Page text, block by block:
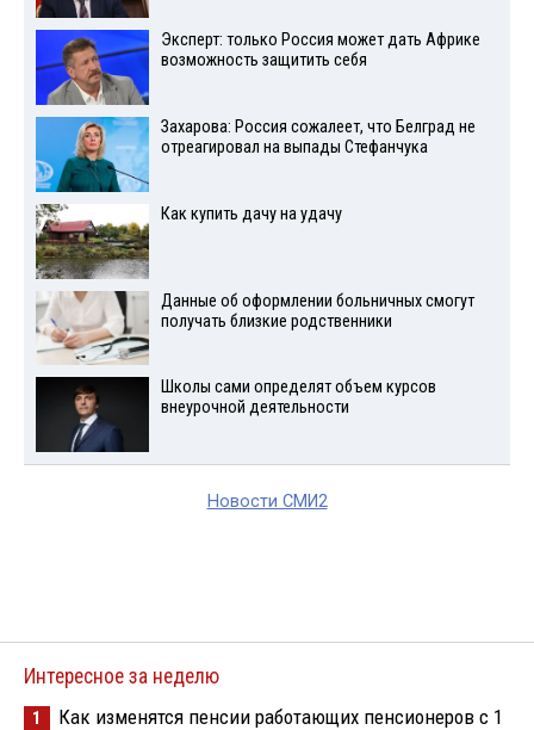
Эксперт: только Россия может дать Африке
возможность защитить себя
Захарова: Россия сожалеет, что Белград не
отреагировал на выпады Стефанчука
Как купить дачу на удачу
Данные об оформлении больничных смогут
получать близкие родственники
Школы сами определят объем курсов
внеурочной деятельности
Новости СМИ2
Интересное за неделю
1
Как изменятся пенсии работающих пенсионеров с 1